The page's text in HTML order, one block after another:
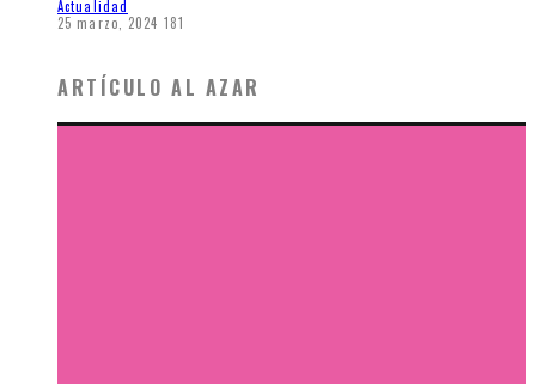
Actualidad
25 marzo, 2024 181
ARTÍCULO AL AZAR